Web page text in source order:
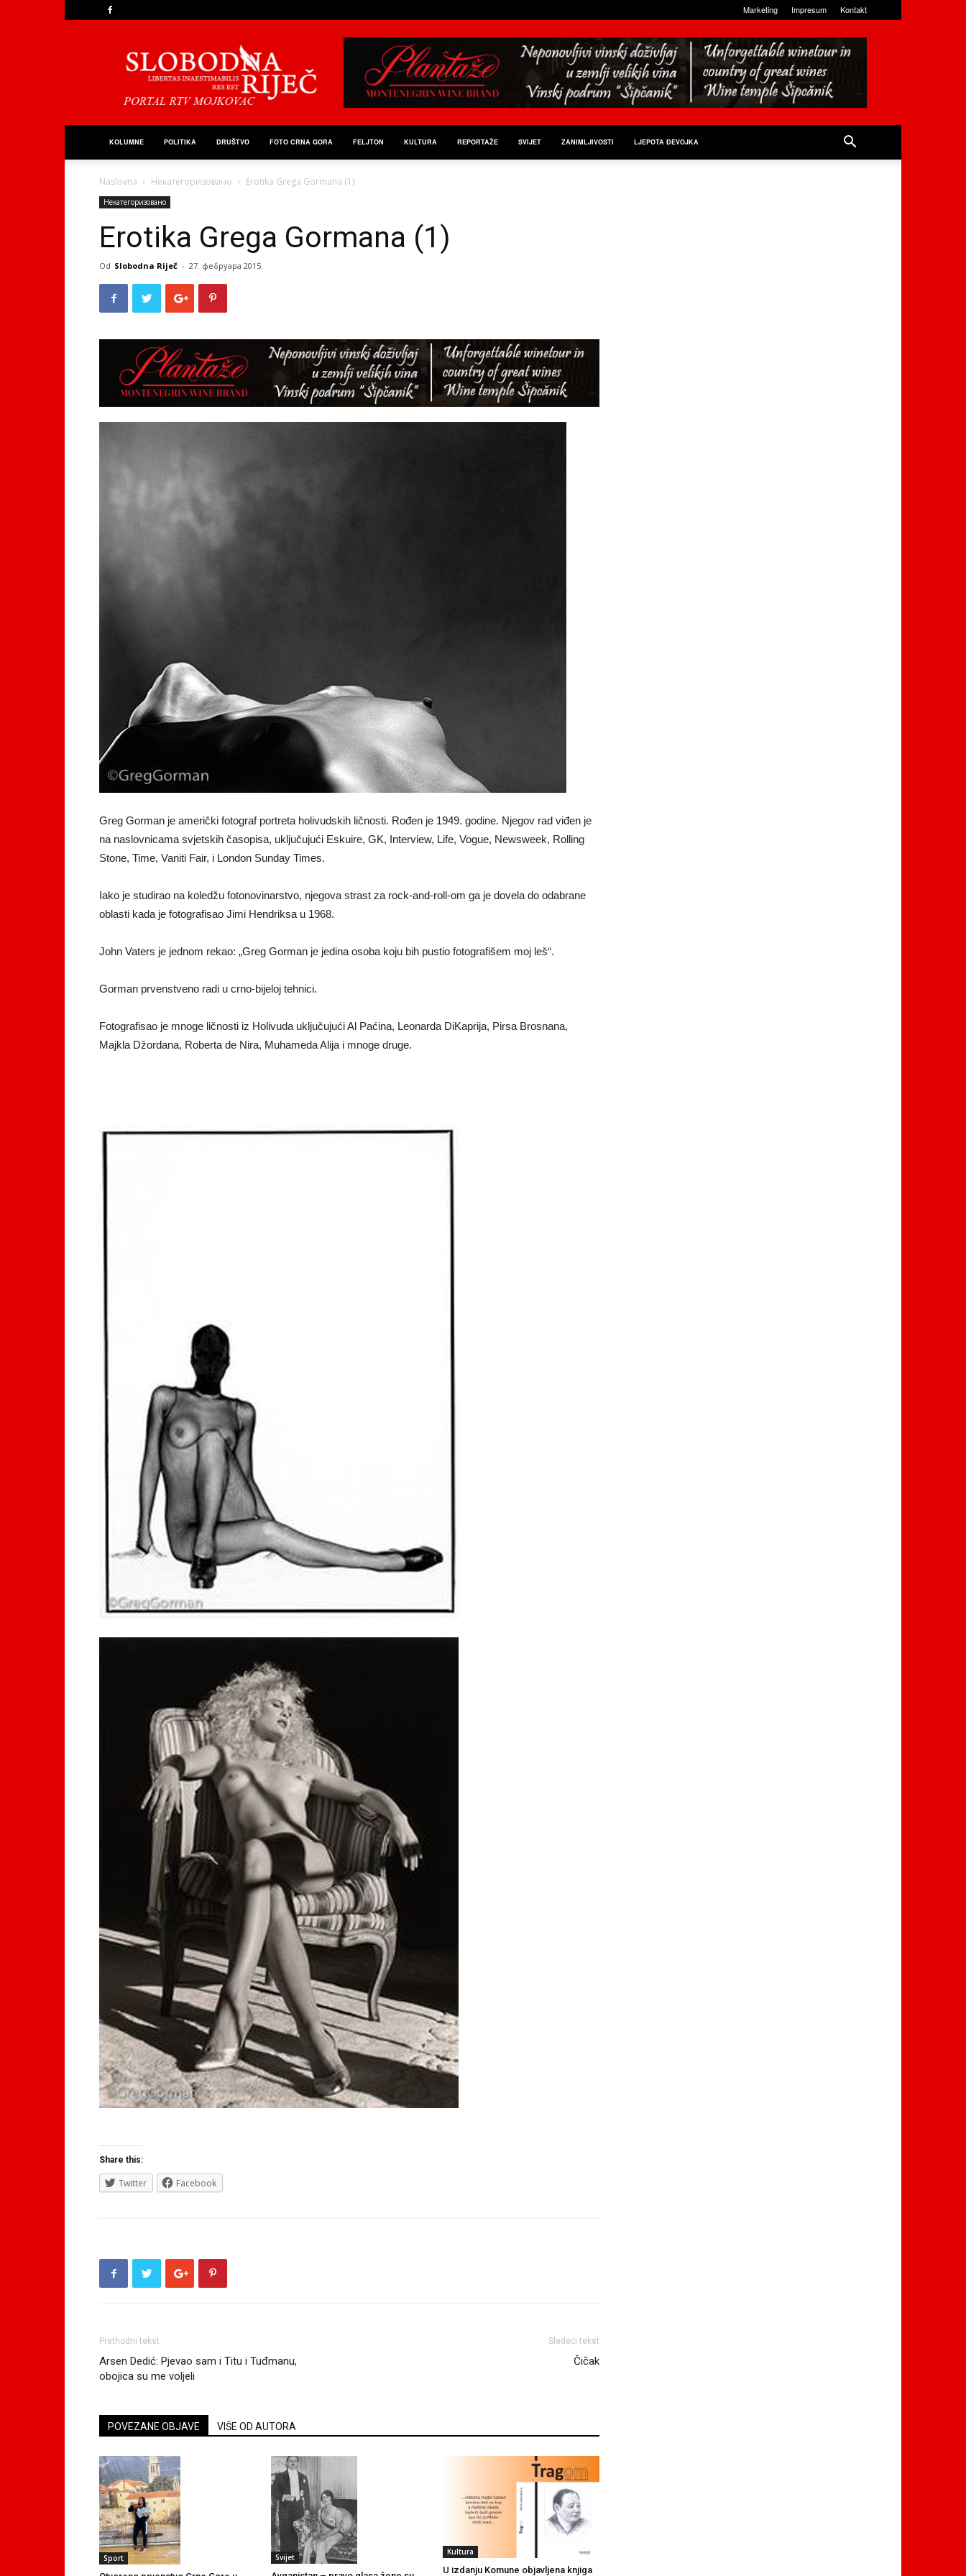
Marketing Impresum Kontakt
Riječ
KOLUMNE POLITIKA DRUŠTVO FOTO CRNA GORA FELJTON KULTURA REPORTAŽE SVIJET ZANIMLJIVOSTI LJEPOTA ĐEVOJKA
Naslovna Некатегоризовано Erotika Grega Gormana (1)
Некатегоризовано
Erotika Grega Gormana (1)
Od Slobodna Riječ - 27. фебруара 2015.
Greg Gorman je američki fotograf portreta holivudskih ličnosti. Rođen je 1949. godine. Njegov rad viđen je
na naslovnicama svjetskih časopisa, uključujući Eskuire, GK, Interview, Life, Vogue, Newsweek, Rolling
Stone, Time, Vaniti Fair, i London Sunday Times.
Iako je studirao na koledžu fotonovinarstvo, njegova strast za rock-and-roll-om ga je dovela do odabrane
oblasti kada je fotografisao Jimi Hendriksa u 1968.
John Vaters je jednom rekao: „Greg Gorman je jedina osoba koju bih pustio fotografišem moj leš“.
Gorman prvenstveno radi u crno-bijeloj tehnici.
Fotografisao je mnoge ličnosti iz Holivuda uključujući Al Paćina, Leonarda DiKaprija, Pirsa Brosnana,
Majkla Džordana, Roberta de Nira, Muhameda Alija i mnoge druge.
Share this:
Twitter Facebook
Prethodni tekst
Arsen Dedić: Pjevao sam i Titu i Tuđmanu,
obojica su me voljeli
Sledeći tekst
Čičak
POVEZANE OBJAVE VIŠE OD AUTORA
Sport Svijet
Kultura
U izdanju Komune objavljena knjiga